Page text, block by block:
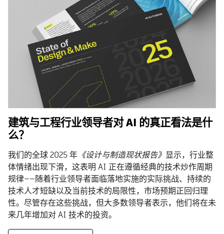
建筑与工程行业领导者对 AI 的真正看法是什
么？
我们的全球 2025 年 《设计与制造现状报告》 显示，行业整
体情绪出现下滑，这表明 AI 正在遵循经典的技术炒作周期
规律——随着行业领导者面临落地实施的实际挑战、持续的
技术人才短缺以及当前技术的局限性，市场预期正回归理
性。尽管存在这些挑战，但大多数领导者表示，他们将在未
来几年增加对 AI 技术的投资。